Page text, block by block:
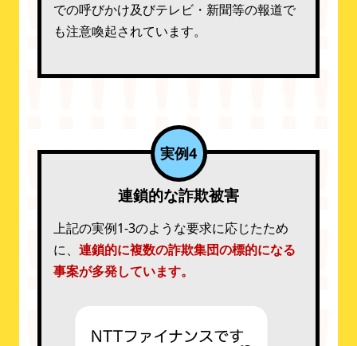
での呼びかけ及びテレビ・新聞等の報道で
も注意喚起されています。
実例4
連鎖的な詐欺被害
上記の実例1-3のような要求に応じたため
に、連鎖的に複数の詐欺集団の標的になる
事案が多発しています。